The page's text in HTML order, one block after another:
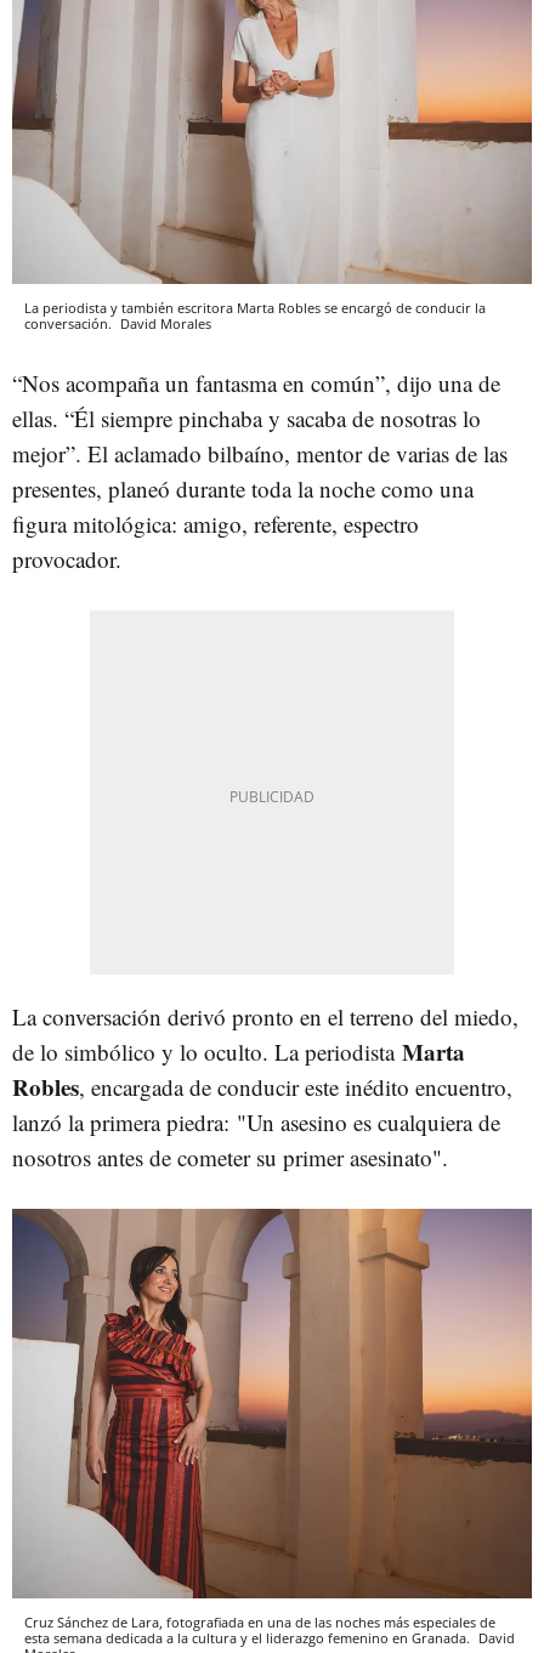
La periodista y también escritora Marta Robles se encargó de conducir la
conversación. David Morales
“Nos acompaña un fantasma en común”, dijo una de
ellas. “Él siempre pinchaba y sacaba de nosotras lo
mejor”. El aclamado bilbaíno, mentor de varias de las
presentes, planeó durante toda la noche como una
figura mitológica: amigo, referente, espectro
provocador.
La conversación derivó pronto en el terreno del miedo,
de lo simbólico y lo oculto. La periodista Marta
Robles, encargada de conducir este inédito encuentro,
lanzó la primera piedra: "Un asesino es cualquiera de
nosotros antes de cometer su primer asesinato".
Cruz Sánchez de Lara, fotografiada en una de las noches más especiales de
esta semana dedicada a la cultura y el liderazgo femenino en Granada. David